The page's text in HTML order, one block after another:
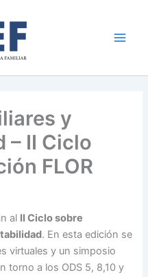
y
– II Ciclo
FLOR
al II Ciclo sobre
. En esta edición se
virtuales y un simposio
torno a los ODS 5, 8,10 y